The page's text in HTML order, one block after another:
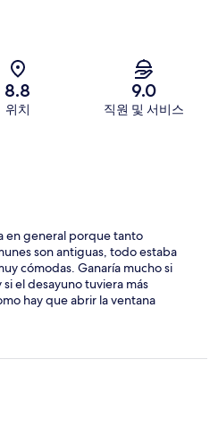
8.8
위치
9.0
직원 및 서비스
en general porque tanto
son antiguas, todo estaba
cómodas. Ganaría mucho si
el desayuno tuviera más
hay que abrir la ventana
ruido de fuera. Por la zona